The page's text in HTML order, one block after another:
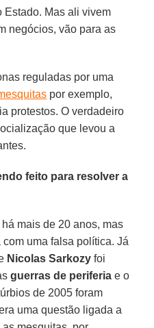
Estado. Mas ali vivem
negócios, vão para as
reguladas por uma
por exemplo,
protestos. O verdadeiro
que levou a
feito para resolver a
mais de 20 anos, mas
uma falsa política. Já
Nicolas Sarkozy foi
guerras de periferia e o
de 2005 foram
uma questão ligada a